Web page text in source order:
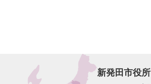
新発田市役所